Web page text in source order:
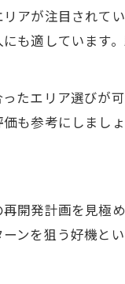
重視した不動産購
るべき権利や条件
アが注目されて
も適しています
たエリア選びが
も参考にしましょ
開発計画を見極
ンを狙う好機と
こちら
こちら